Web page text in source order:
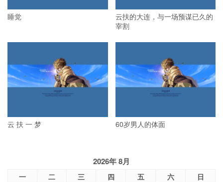
睡觉
云扶的大连，与一场预谋已久的
宰割
云 扶 一 梦 60岁男人的体面
2026年 8月
一 二 三 四 五 六
日